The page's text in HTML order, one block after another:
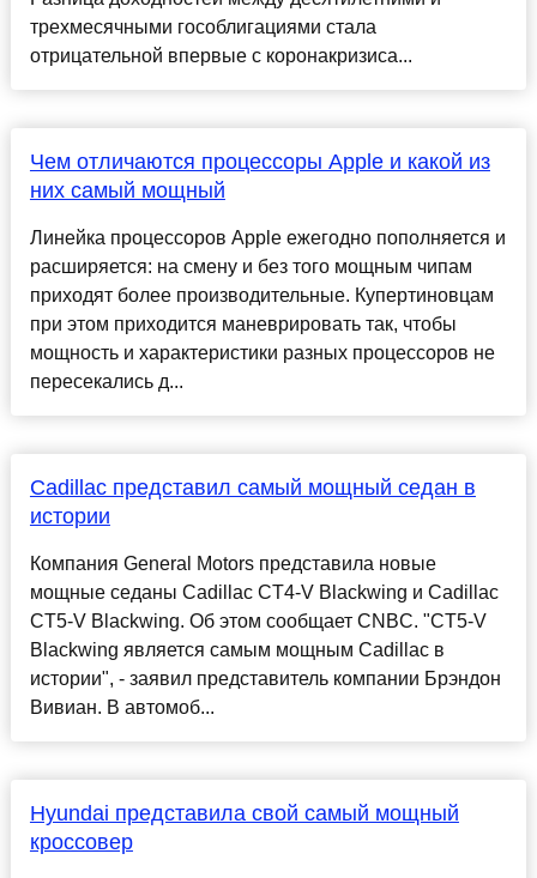
трехмесячными гособлигациями стала
отрицательной впервые с коронакризиса...
Чем отличаются процессоры Apple и какой из
них самый мощный
Линейка процессоров Apple ежегодно пополняется и
расширяется: на смену и без того мощным чипам
приходят более производительные. Купертиновцам
при этом приходится маневрировать так, чтобы
мощность и характеристики разных процессоров не
пересекались д...
Cadillac представил самый мощный седан в
истории
Компания General Motors представила новые
мощные седаны Cadillac CT4-V Blackwing и Cadillac
CT5-V Blackwing. Об этом сообщает CNBC. "CT5-V
Blackwing является самым мощным Cadillac в
истории", - заявил представитель компании Брэндон
Вивиан. В автомоб...
Hyundai представила свой самый мощный
кроссовер